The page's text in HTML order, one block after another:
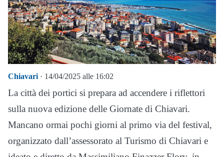
Chiavari · 14/04/2025 alle 16:02
La città dei portici si prepara ad accendere i riflettori
sulla nuova edizione delle Giornate di Chiavari.
Mancano ormai pochi giorni al primo via del festival,
organizzato dall’assessorato al Turismo di Chiavari e